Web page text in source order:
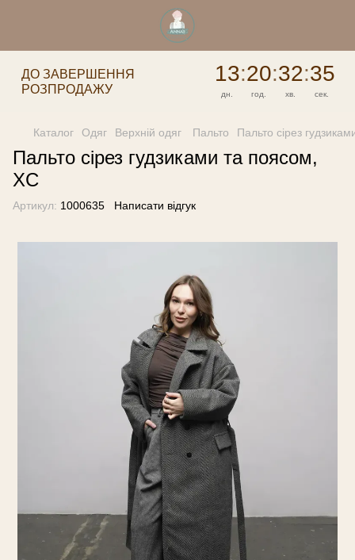
ДО ЗАВЕРШЕННЯ
РОЗПРОДАЖУ
13:20:32:35
дн. год. хв. сек.
Каталог Одяг Верхній одяг Пальто Пальто сірез
Пальто сірез гудзиками та поясом,
XC
Артикул: 1000635 Написати відгук